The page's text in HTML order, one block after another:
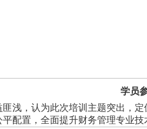
学员
浅，认为此次培训主题突出，
配置，全面提升财务管理专业